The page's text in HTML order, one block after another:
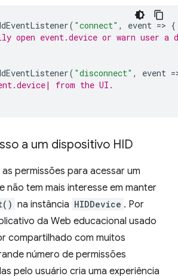
( "connect" , event => {
open event.device or warn user
( "disconnect" , event =
from the UI.
a um dispositivo HID
permissões para acessar um
não tem mais interesse em manter
na instância HIDDevice . Por
da Web educacional usado
compartilhado com muitos
número de permissões
pelo usuário cria uma experiência